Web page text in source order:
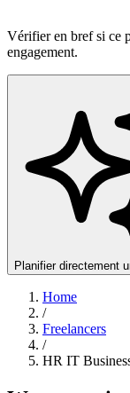
Vérifier en bref si ce
engagement.
Planifier directement
Home
/
Freelancers
/
HR IT